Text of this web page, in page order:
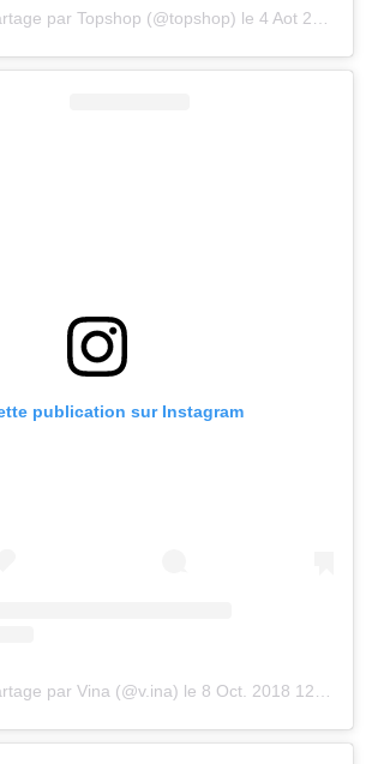
par Topshop (@topshop) le 4 Aot 2018 12 :58 PDT
publication sur Instagram
par Vina (@v.ina) le 8 Oct. 2018 12 :02 PDT